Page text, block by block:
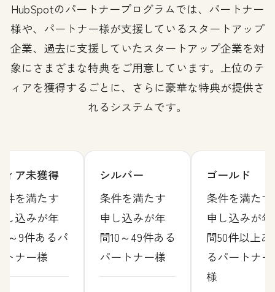
HubSpotのパートナープログラムでは、パートナー
様や、パートナー様が支援しているスタートアップ
企業、過去に支援していたスタートアップ企業を対
象にさまざまな特典をご用意しています。上位のテ
ィアを獲得するごとに、さらに豪華な特典が提供さ
れるシステムです。
ィア未獲得
件を満たす
し込みが年
1～9件あるパ
トナー様
シルバー
条件を満たす
申し込みが年
間10～49件ある
パートナー様
ゴールド
条件を満たす
申し込みが年
間50件以上あ
るパートナー
様